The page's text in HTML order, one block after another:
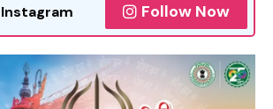
Instagram Follow Now